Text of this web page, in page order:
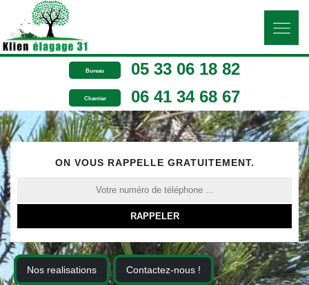
Bureau 05 33 06 18 82
Chantier 06 41 34 68 67
ON VOUS RAPPELLE GRATUITEMENT.
Nos realisations Contactez-nous !